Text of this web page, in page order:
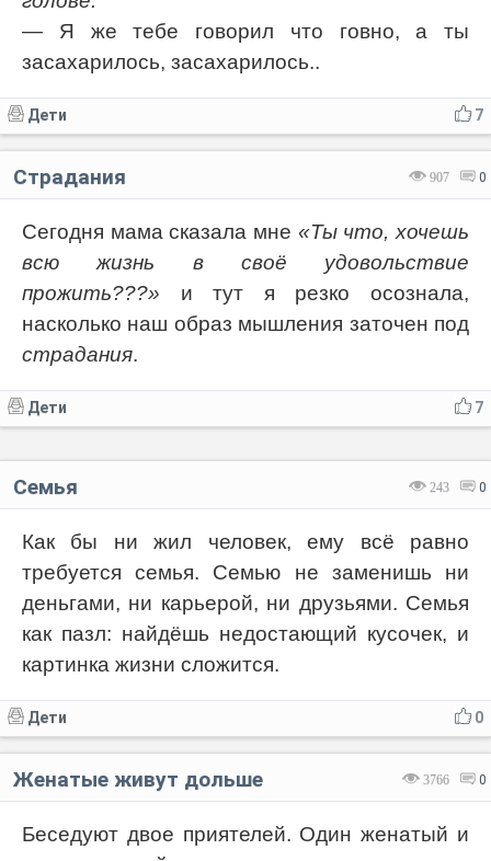
— Я же тебе говорил что говно, а ты
засахарилось, засахарилось..
7
Дети
907 0
Страдания
Сегодня мама сказала мне «Ты что, хочешь
всю жизнь в своё удовольствие
прожить???» и тут я резко осознала,
насколько наш образ мышления заточен под
страдания.
7
Дети
243 0
Семья
Как бы ни жил человек, ему всё равно
требуется семья. Семью не заменишь ни
деньгами, ни карьерой, ни друзьями. Семья
как пазл: найдёшь недостающий кусочек, и
картинка жизни сложится.
0
Дети
3766 0
Женатые живут дольше
Беседуют двое приятелей. Один женатый и